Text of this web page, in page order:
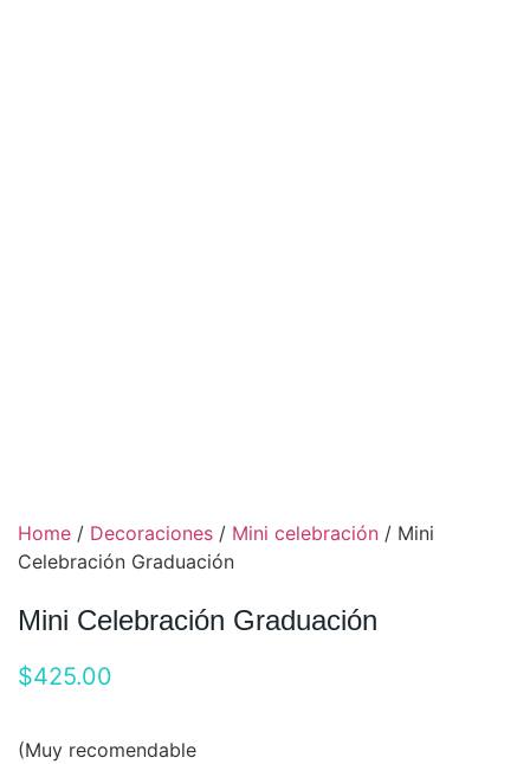
Home / Decoraciones / Mini celebración / Mini
Celebración Graduación
Mini Celebración Graduación
$425.00
(Muy recomendable